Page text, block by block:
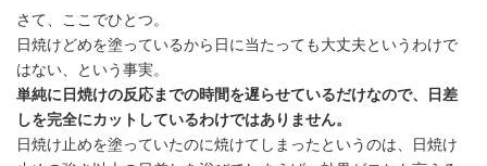
さて、ここでひとつ。
日焼けどめを塗っているから日に当たっても大丈夫というわけで
はない、という事実。
単純に日焼けの反応までの時間を遅らせているだけなので、日差
しを完全にカットしているわけではありません。
日焼け止めを塗っていたのに焼けてしまったというのは、日焼け